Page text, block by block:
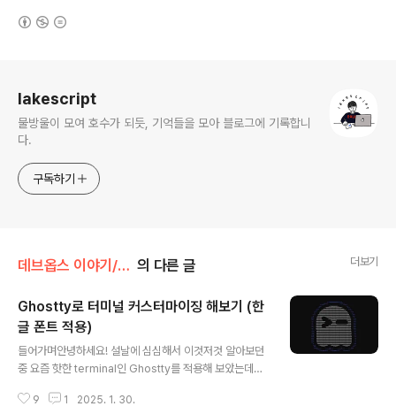
lakescript
물방울이 모여 호수가 되듯, 기억들을 모아 블로그에 기록합니
다.
구독하기
데브옵스 이야기/terminal 의 다른 글 더보기
Ghostty로 터미널 커스터마이징 해보기 (한
글 폰트 적용)
들어가며안녕하세요! 설날에 심심해서 이것저것 알아보던
중 요즘 핫한 terminal인 Ghostty를 적용해 보았는데요.
들에 대해 포스팅해 보았습니다! (계속 사용해보면서 설정
9 1 2025. 1. 30.